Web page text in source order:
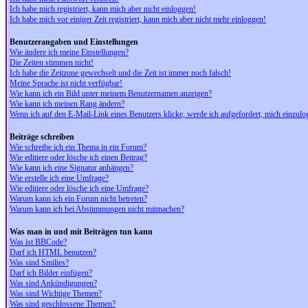
Ich habe mich registriert, kann mich aber nicht einloggen!
Ich habe mich vor einiger Zeit registriert, kann mich aber nicht mehr einloggen!
Benutzerangaben und Einstellungen
Wie ändere ich meine Einstellungen?
Die Zeiten stimmen nicht!
Ich habe die Zeitzone gewechselt und die Zeit ist immer noch falsch!
Meine Sprache ist nicht verfügbar!
Wie kann ich ein Bild unter meinem Benutzernamen anzeigen?
Wie kann ich meinen Rang ändern?
Wenn ich auf den E-Mail-Link eines Benutzers klicke, werde ich aufgefordert, mich
Beiträge schreiben
Wie schreibe ich ein Thema in ein Forum?
Wie editiere oder lösche ich einen Beitrag?
Wie kann ich eine Signatur anhängen?
Wie erstelle ich eine Umfrage?
Wie editiere oder lösche ich eine Umfrage?
Warum kann ich ein Forum nicht betreten?
Warum kann ich bei Abstimmungen nicht mitmachen?
Was man in und mit Beiträgen tun kann
Was ist BBCode?
Darf ich HTML benutzen?
Was sind Smilies?
Darf ich Bilder einfügen?
Was sind Ankündigungen?
Was sind Wichtige Themen?
Was sind geschlossene Themen?